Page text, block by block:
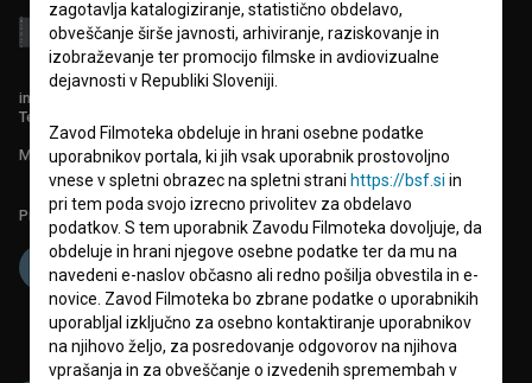
info@filmoteka.si
Tehnična pomoč: podpora@bsf.si
Mednarodna številka ISSN 2670-787X
Projekt sofinancira:
zagotavlja katalogiziranje, statistično obdelavo,
obveščanje širše javnosti, arhiviranje, raziskovanje in
izobraževanje ter promocijo filmske in avdiovizualne
dejavnosti v Republiki Sloveniji.
Zavod Filmoteka obdeluje in hrani osebne podatke
uporabnikov portala, ki jih vsak uporabnik prostovoljno
vnese v spletni obrazec na spletni strani https://bsf.si in
pri tem poda svojo izrecno privolitev za obdelavo
podatkov. S tem uporabnik Zavodu Filmoteka dovoljuje, da
obdeluje in hrani njegove osebne podatke ter da mu na
navedeni e-naslov občasno ali redno pošilja obvestila in e-
novice. Zavod Filmoteka bo zbrane podatke o uporabnikih
uporabljal izključno za osebno kontaktiranje uporabnikov
na njihovo željo, za posredovanje odgovorov na njihova
vprašanja in za obveščanje o izvedenih spremembah v